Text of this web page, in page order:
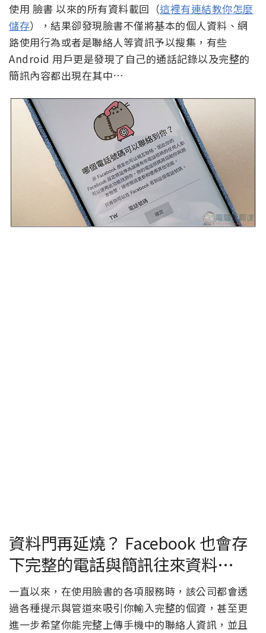
使用 臉書 以來的所有資料載回（這裡有連結教你怎麼
儲存），結果卻發現臉書不僅將基本的個人資料、網
路使用行為或者是聯絡人等資訊予以搜集，有些
Android 用戶更是發現了自己的通話記錄以及完整的
簡訊內容都出現在其中…
資料門再延燒？ Facebook 也會存
下完整的電話與簡訊往來資料…
一直以來，在使用臉書的各項服務時，該公司都會透
過各種提示與管道來吸引你輸入完整的個資，甚至更
進一步希望你能完整上傳手機中的聯絡人資訊，並且